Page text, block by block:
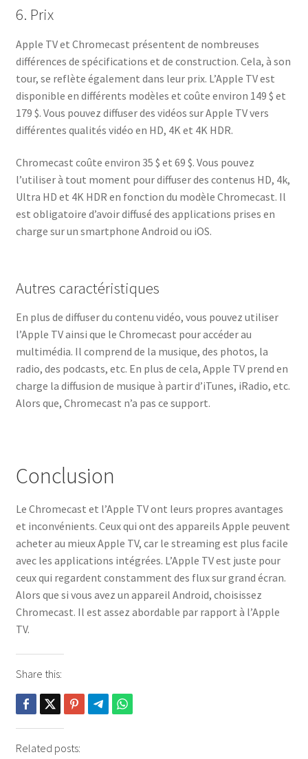
6. Prix
Apple TV et Chromecast présentent de nombreuses
différences de spécifications et de construction. Cela, à son
tour, se reflète également dans leur prix. L’Apple TV est
disponible en différents modèles et coûte environ 149 $ et
179 $. Vous pouvez diffuser des vidéos sur Apple TV vers
différentes qualités vidéo en HD, 4K et 4K HDR.
Chromecast coûte environ 35 $ et 69 $. Vous pouvez
l’utiliser à tout moment pour diffuser des contenus HD, 4k,
Ultra HD et 4K HDR en fonction du modèle Chromecast. Il
est obligatoire d’avoir diffusé des applications prises en
charge sur un smartphone Android ou iOS.
Autres caractéristiques
En plus de diffuser du contenu vidéo, vous pouvez utiliser
l’Apple TV ainsi que le Chromecast pour accéder au
multimédia. Il comprend de la musique, des photos, la
radio, des podcasts, etc. En plus de cela, Apple TV prend en
charge la diffusion de musique à partir d’iTunes, iRadio, etc.
Alors que, Chromecast n’a pas ce support.
Conclusion
Le Chromecast et l’Apple TV ont leurs propres avantages
et inconvénients. Ceux qui ont des appareils Apple peuvent
acheter au mieux Apple TV, car le streaming est plus facile
avec les applications intégrées. L’Apple TV est juste pour
ceux qui regardent constamment des flux sur grand écran.
Alors que si vous avez un appareil Android, choisissez
Chromecast. Il est assez abordable par rapport à l’Apple
TV.
Share this:
Related posts: